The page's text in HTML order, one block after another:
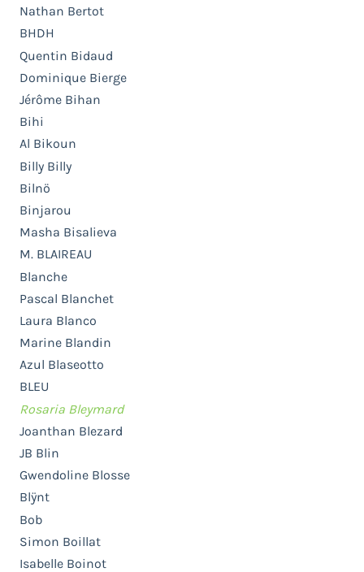
Nathan Bertot
BHDH
Quentin Bidaud
Dominique Bierge
Jérôme Bihan
Bihi
Al Bikoun
Billy Billy
Bilnö
Binjarou
Masha Bisalieva
M. BLAIREAU
Blanche
Pascal Blanchet
Laura Blanco
Marine Blandin
Azul Blaseotto
BLEU
Rosaria Bleymard
Joanthan Blezard
JB Blin
Gwendoline Blosse
Blÿnt
Bob
Simon Boillat
Isabelle Boinot